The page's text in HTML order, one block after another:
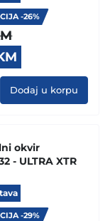
-26%
price
is:
1.259,00 KM.
Dodaj u korpu
okvir
- ULTRA XTR
-29%